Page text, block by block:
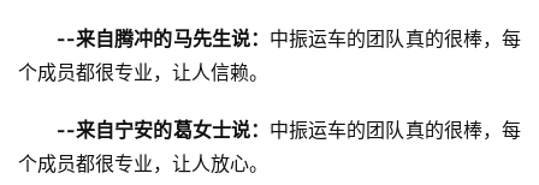
--来自腾冲的马先生说： 中振运车的团队真的很棒，每
个成员都很专业，让人信赖。
--来自宁安的葛女士说： 中振运车的团队真的很棒，每
个成员都很专业，让人放心。